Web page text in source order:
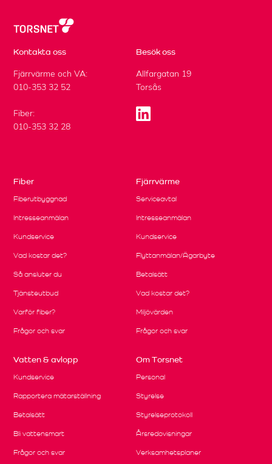
Kontakta oss
Fjärrvärme och VA:
010-353 32 52
Fiber:
010-353 32 28
Besök oss
Allfargatan 19
Torsås
Fiber
Fiberutbyggnad
Intresseanmälan
Kundservice
Vad kostar det?
Så ansluter du
Tjänsteutbud
Varför fiber?
Frågor och svar
Fjärrvärme
Serviceavtal
Intresseanmälan
Kundservice
Flyttanmälan/Ägarbyte
Betalsätt
Vad kostar det?
Miljövärden
Frågor och svar
Vatten & avlopp
Kundservice
Rapportera mätarställning
Betalsätt
Bli vattensmart
Frågor och svar
Om Torsnet
Personal
Styrelse
Styrelseprotokoll
Årsredovisningar
Verksamhetsplaner